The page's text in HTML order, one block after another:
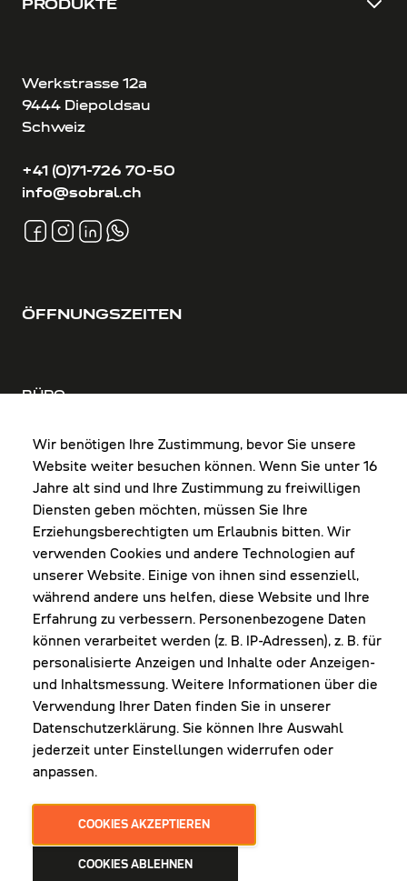
Wir benötigen Ihre Zustimmung, bevor Sie unsere
Website weiter besuchen können. Wenn Sie unter 16
Jahre alt sind und Ihre Zustimmung zu freiwilligen
Diensten geben möchten, müssen Sie Ihre
Erziehungsberechtigten um Erlaubnis bitten. Wir
verwenden Cookies und andere Technologien auf
unserer Website. Einige von ihnen sind essenziell,
während andere uns helfen, diese Website und Ihre
Erfahrung zu verbessern. Personenbezogene Daten
können verarbeitet werden (z. B. IP-Adressen), z. B. für
personalisierte Anzeigen und Inhalte oder Anzeigen-
und Inhaltsmessung. Weitere Informationen über die
Verwendung Ihrer Daten finden Sie in unserer
Datenschutzerklärung. Sie können Ihre Auswahl
jederzeit unter Einstellungen widerrufen oder
anpassen.
COOKIES AKZEPTIEREN
COOKIES ABLEHNEN
Werkstrasse 12a
9444 Diepoldsau
Schweiz
+41 (0)71-726 70-50
info@sobral.ch
ÖFFNUNGSZEITEN
BÜRO
FR: 8:00-12:00 & 13:00-16:00 Uhr
Shop Diepoldsau
MO-Do: 8:00-12:00 & 13:00-17:30 Uhr
Fr: 8:00-16:00 Uhr
1. Samstag im Monat: 9:00-16:00 Uhr
NEWSLETTER
Erhalte Infos zu aktueller Arbeitskleidung für
deine Firma und unseren Service